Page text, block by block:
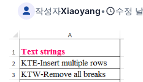
작성자Xiaoyang• 수정